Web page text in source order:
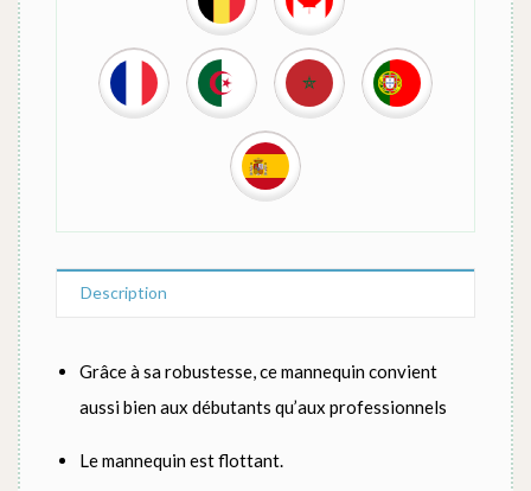
Description
Grâce à sa robustesse, ce mannequin convient
aussi bien aux débutants qu’aux professionnels
Le mannequin est flottant.